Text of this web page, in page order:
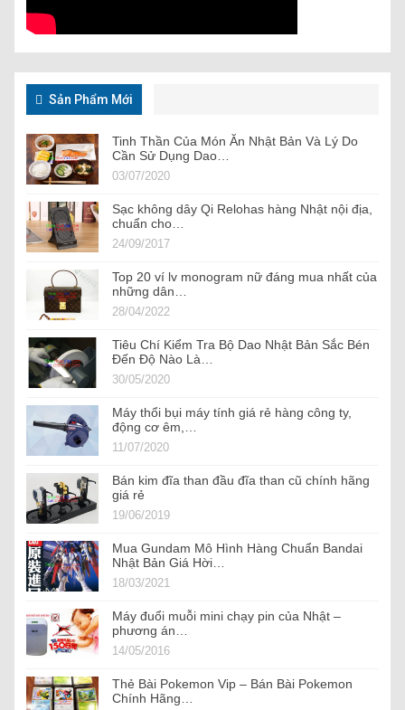
Sản Phẩm Mới
Tinh Thần Của Món Ăn Nhật Bản Và Lý Do
Cần Sử Dụng Dao…
03/07/2020
Sạc không dây Qi Relohas hàng Nhật nội địa,
chuẩn cho…
24/09/2017
Top 20 ví lv monogram nữ đáng mua nhất của
những dân…
28/04/2022
Tiêu Chí Kiểm Tra Bộ Dao Nhật Bản Sắc Bén
Đến Độ Nào Là…
30/05/2020
Máy thổi bụi máy tính giá rẻ hàng công ty,
động cơ êm,…
11/07/2020
Bán kim đĩa than đầu đĩa than cũ chính hãng
giá rẻ
19/06/2019
Mua Gundam Mô Hình Hàng Chuẩn Bandai
Nhật Bản Giá Hời…
18/03/2021
Máy đuổi muỗi mini chạy pin của Nhật –
phương án…
14/05/2016
Thẻ Bài Pokemon Vip – Bán Bài Pokemon
Chính Hãng…